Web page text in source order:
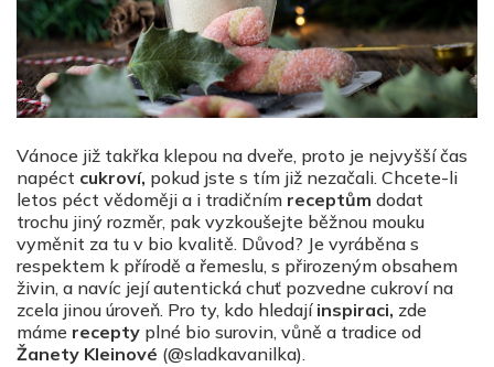
Vánoce již takřka klepou na dveře, proto je nejvyšší čas
napéct cukroví, pokud jste s tím již nezačali. Chcete-li
letos péct vědoměji a i tradičním receptům dodat
trochu jiný rozměr, pak vyzkoušejte běžnou mouku
vyměnit za tu v bio kvalitě. Důvod? Je vyráběna s
respektem k přírodě a řemeslu, s přirozeným obsahem
živin, a navíc její autentická chuť pozvedne cukroví na
zcela jinou úroveň. Pro ty, kdo hledají inspiraci, zde
máme recepty plné bio surovin, vůně a tradice od
Žanety Kleinové (@sladkavanilka).